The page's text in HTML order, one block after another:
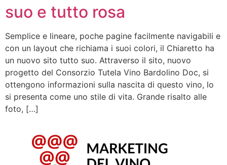
suo e tutto rosa
Semplice e lineare, poche pagine facilmente navigabili e
con un layout che richiama i suoi colori, il Chiaretto ha
un nuovo sito tutto suo. Attraverso il sito, nuovo
progetto del Consorzio Tutela Vino Bardolino Doc, si
ottengono informazioni sulla nascita di questo vino, lo
si presenta come uno stile di vita. Grande risalto alle
foto, […]